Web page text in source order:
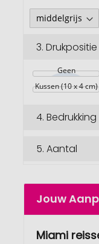
3. Drukpositie
Geen
Kussen (10 x 4 cm)
4. Bedrukking
5. Aantal
Jouw
Miami